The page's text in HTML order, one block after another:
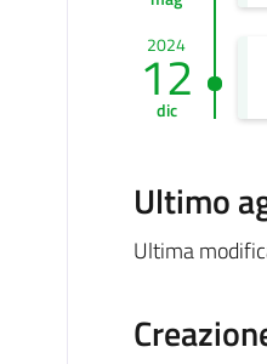
2024
12
dic
Ultimo
Ultima